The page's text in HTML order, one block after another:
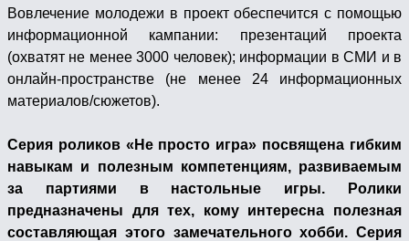
Вовлечение молодежи в проект обеспечится с помощью
информационной кампании: презентаций проекта
(охватят не менее 3000 человек); информации в СМИ и в
онлайн-пространстве (не менее 24 информационных
материалов/сюжетов).
Серия роликов «Не просто игра» посвящена гибким
навыкам и полезным компетенциям, развиваемым
за партиями в настольные игры. Ролики
предназначены для тех, кому интересна полезная
составляющая этого замечательного хобби. Серия